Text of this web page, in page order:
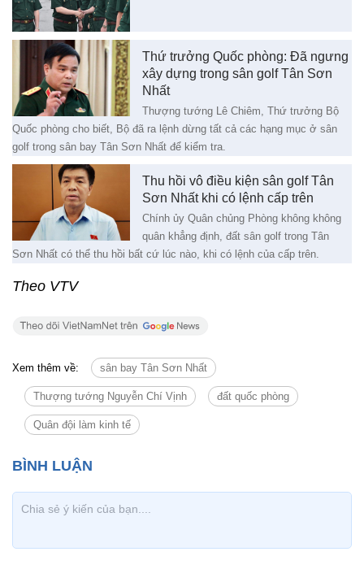
Thứ trưởng Quốc phòng: Đã ngưng
xây dựng trong sân golf Tân Sơn
Nhất
Thượng tướng Lê Chiêm, Thứ trưởng Bộ
Quốc phòng cho biết, Bộ đã ra lệnh dừng tất cả các hạng mục ở sân
golf trong sân bay Tân Sơn Nhất để kiểm tra.
Thu hồi vô điều kiện sân golf Tân
Sơn Nhất khi có lệnh cấp trên
Chính ủy Quân chủng Phòng không không
quân khẳng định, đất sân golf trong Tân
Sơn Nhất có thể thu hồi bất cứ lúc nào, khi có lệnh của cấp trên.
Theo VTV
Xem thêm về: sân bay Tân Sơn Nhất
Thượng tướng Nguyễn Chí Vịnh đất quốc phòng
Quân đội làm kinh tế